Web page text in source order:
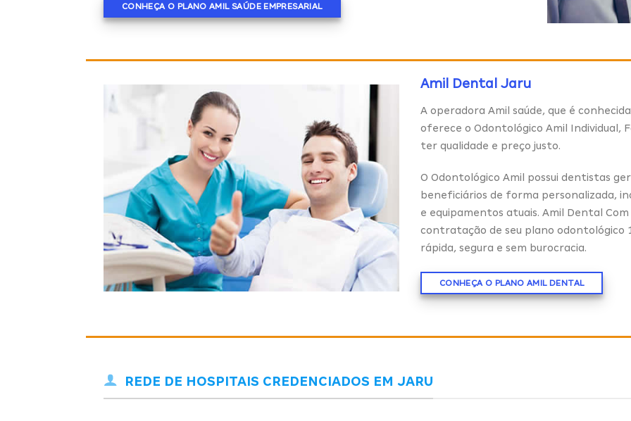
CONHEÇA O PLANO AMIL SAÚDE EMPRESARIAL
Amil Dental Jaru
A operadora Amil saúde, que é
oferece o Odontológico Amil Individual,
ter qualidade e preço justo.
O Odontológico Amil possui dentistas
beneficiários de forma personalizada,
e equipamentos atuais. Amil Dental
contratação de seu plano odontológico
rápida, segura e sem burocracia.
CONHEÇA O PLANO AMIL DENTAL
REDE DE HOSPITAIS CREDENCIADOS EM JARU